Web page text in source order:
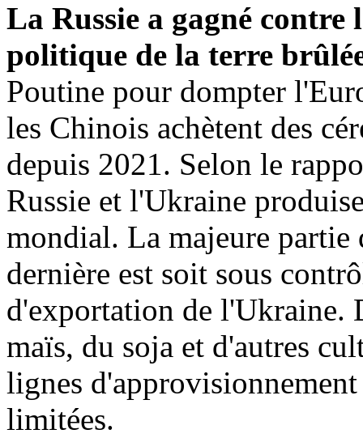
La Russie a gagné
politique de la terre
Poutine pour dompter
les Chinois achètent des
depuis 2021. Selon le
Russie et l'Ukraine
mondial. La majeure partie
dernière est soit sous
d'exportation de l'Ukraine.
maïs, du soja et d'autres
lignes
limitées.